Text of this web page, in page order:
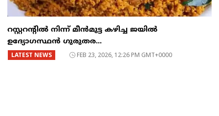
റസ്റ്ററന്റില്‍ നിന്ന് മീന്‍മുട്ട കഴിച്ച ജയില്‍
ഉദ്യോഗസ്ഥന്‍ ഗുരുതര...
LATEST NEWS FEB 23, 2026, 12:26 PM GMT+0000